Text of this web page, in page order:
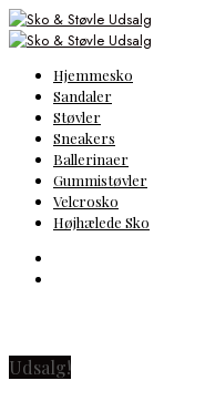
Hjemmesko
Sandaler
Støvler
Sneakers
Ballerinaer
Gummistøvler
Velcrosko
Højhælede Sko
Udsalg!